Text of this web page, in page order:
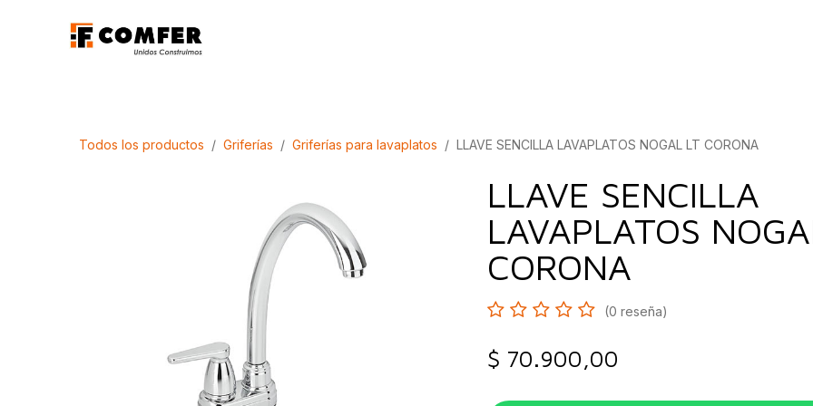
Todos los productos Griferías Griferías para lavaplatos LLAVE SENCILLA LAVAPLATOS NOGAL LT CORONA
LLAVE SENCILLA
LAVAPLATOS
CORONA
(0 reseña)
$ 70.900,00